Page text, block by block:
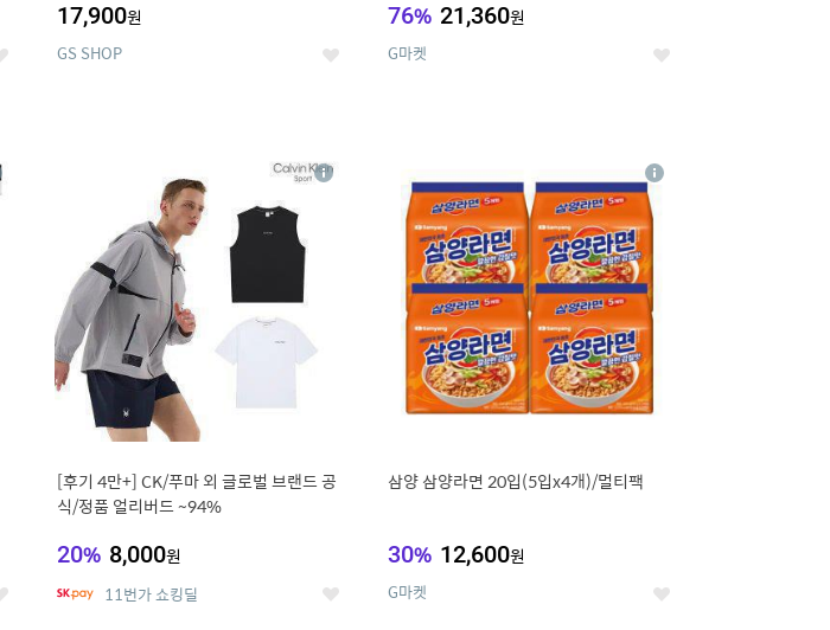
좋
17,900원
GS SHOP 좋
76% 21,360원
G마켓 좋
좋
[후기 4만+] CK/푸마 외 글로벌 브랜드 공
식/정품 얼리버드 ~94%
20% 8,000원
11번가 쇼킹딜 좋
상
삼양 삼양라면 20입(5입x4개)/멀티팩
30% 12,600원
G마켓 좋
상